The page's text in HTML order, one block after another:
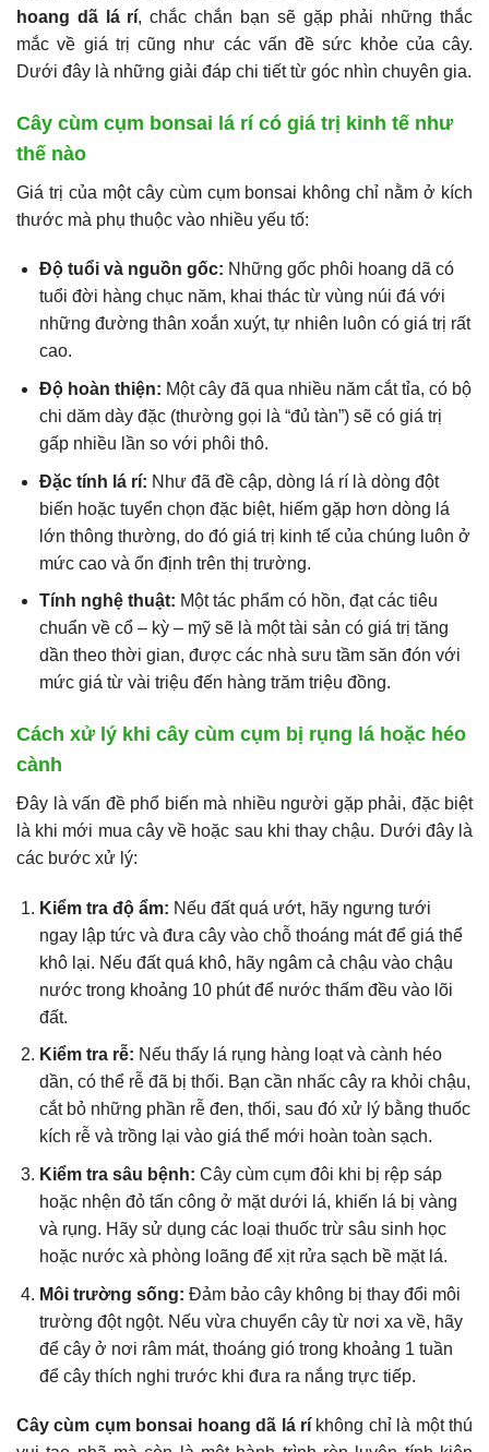
hoang dã lá rí, chắc chắn bạn sẽ gặp phải những thắc
mắc về giá trị cũng như các vấn đề sức khỏe của cây.
Dưới đây là những giải đáp chi tiết từ góc nhìn chuyên gia.
Cây cùm cụm bonsai lá rí có giá trị kinh tế như
thế nào
Giá trị của một cây cùm cụm bonsai không chỉ nằm ở kích
thước mà phụ thuộc vào nhiều yếu tố:
Độ tuổi và nguồn gốc: Những gốc phôi hoang dã có
tuổi đời hàng chục năm, khai thác từ vùng núi đá với
những đường thân xoắn xuýt, tự nhiên luôn có giá trị rất
cao.
Độ hoàn thiện: Một cây đã qua nhiều năm cắt tỉa, có bộ
chi dăm dày đặc (thường gọi là “đủ tàn”) sẽ có giá trị
gấp nhiều lần so với phôi thô.
Đặc tính lá rí: Như đã đề cập, dòng lá rí là dòng đột
biến hoặc tuyển chọn đặc biệt, hiếm gặp hơn dòng lá
lớn thông thường, do đó giá trị kinh tế của chúng luôn ở
mức cao và ổn định trên thị trường.
Tính nghệ thuật: Một tác phẩm có hồn, đạt các tiêu
chuẩn về cổ – kỳ – mỹ sẽ là một tài sản có giá trị tăng
dần theo thời gian, được các nhà sưu tầm săn đón với
mức giá từ vài triệu đến hàng trăm triệu đồng.
Cách xử lý khi cây cùm cụm bị rụng lá hoặc héo
cành
Đây là vấn đề phổ biến mà nhiều người gặp phải, đặc biệt
là khi mới mua cây về hoặc sau khi thay chậu. Dưới đây là
các bước xử lý:
Kiểm tra độ ẩm: Nếu đất quá ướt, hãy ngưng tưới
ngay lập tức và đưa cây vào chỗ thoáng mát để giá thể
khô lại. Nếu đất quá khô, hãy ngâm cả chậu vào chậu
nước trong khoảng 10 phút để nước thấm đều vào lõi
đất.
Kiểm tra rễ: Nếu thấy lá rụng hàng loạt và cành héo
dần, có thể rễ đã bị thối. Bạn cần nhấc cây ra khỏi chậu,
cắt bỏ những phần rễ đen, thối, sau đó xử lý bằng thuốc
kích rễ và trồng lại vào giá thể mới hoàn toàn sạch.
Kiểm tra sâu bệnh: Cây cùm cụm đôi khi bị rệp sáp
hoặc nhện đỏ tấn công ở mặt dưới lá, khiến lá bị vàng
và rụng. Hãy sử dụng các loại thuốc trừ sâu sinh học
hoặc nước xà phòng loãng để xịt rửa sạch bề mặt lá.
Môi trường sống: Đảm bảo cây không bị thay đổi môi
trường đột ngột. Nếu vừa chuyển cây từ nơi xa về, hãy
để cây ở nơi râm mát, thoáng gió trong khoảng 1 tuần
để cây thích nghi trước khi đưa ra nắng trực tiếp.
Cây cùm cụm bonsai hoang dã lá ríkhông chỉ là một thú